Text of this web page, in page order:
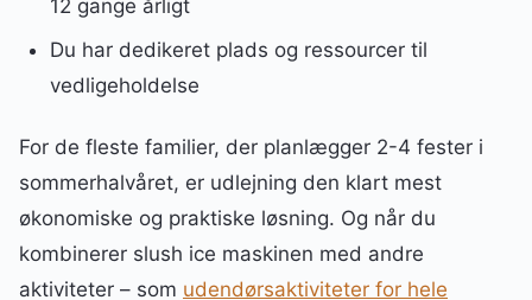
12 gange årligt
Du har dedikeret plads og ressourcer til
vedligeholdelse
For de fleste familier, der planlægger 2-4 fester i
sommerhalvåret, er udlejning den klart mest
økonomiske og praktiske løsning. Og når du
kombinerer slush ice maskinen med andre
aktiviteter – som udendørsaktiviteter for hele